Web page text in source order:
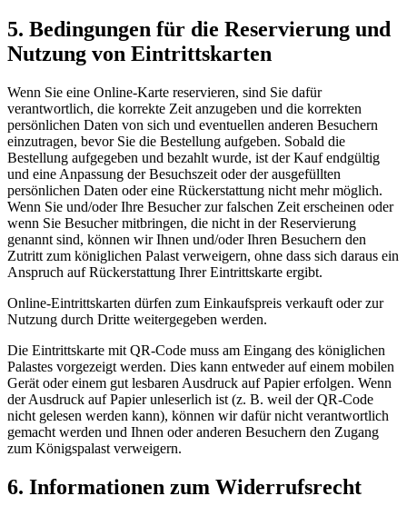
5. Bedingungen für die Reservierung und
Nutzung von Eintrittskarten
Wenn Sie eine Online-Karte reservieren, sind Sie dafür
verantwortlich, die korrekte Zeit anzugeben und die korrekten
persönlichen Daten von sich und eventuellen anderen Besuchern
einzutragen, bevor Sie die Bestellung aufgeben. Sobald die
Bestellung aufgegeben und bezahlt wurde, ist der Kauf endgültig
und eine Anpassung der Besuchszeit oder der ausgefüllten
persönlichen Daten oder eine Rückerstattung nicht mehr möglich.
Wenn Sie und/oder Ihre Besucher zur falschen Zeit erscheinen oder
wenn Sie Besucher mitbringen, die nicht in der Reservierung
genannt sind, können wir Ihnen und/oder Ihren Besuchern den
Zutritt zum königlichen Palast verweigern, ohne dass sich daraus ein
Anspruch auf Rückerstattung Ihrer Eintrittskarte ergibt.
Online-Eintrittskarten dürfen zum Einkaufspreis verkauft oder zur
Nutzung durch Dritte weitergegeben werden.
Die Eintrittskarte mit QR-Code muss am Eingang des königlichen
Palastes vorgezeigt werden. Dies kann entweder auf einem mobilen
Gerät oder einem gut lesbaren Ausdruck auf Papier erfolgen. Wenn
der Ausdruck auf Papier unleserlich ist (z. B. weil der QR-Code
nicht gelesen werden kann), können wir dafür nicht verantwortlich
gemacht werden und Ihnen oder anderen Besuchern den Zugang
zum Königspalast verweigern.
6. Informationen zum Widerrufsrecht